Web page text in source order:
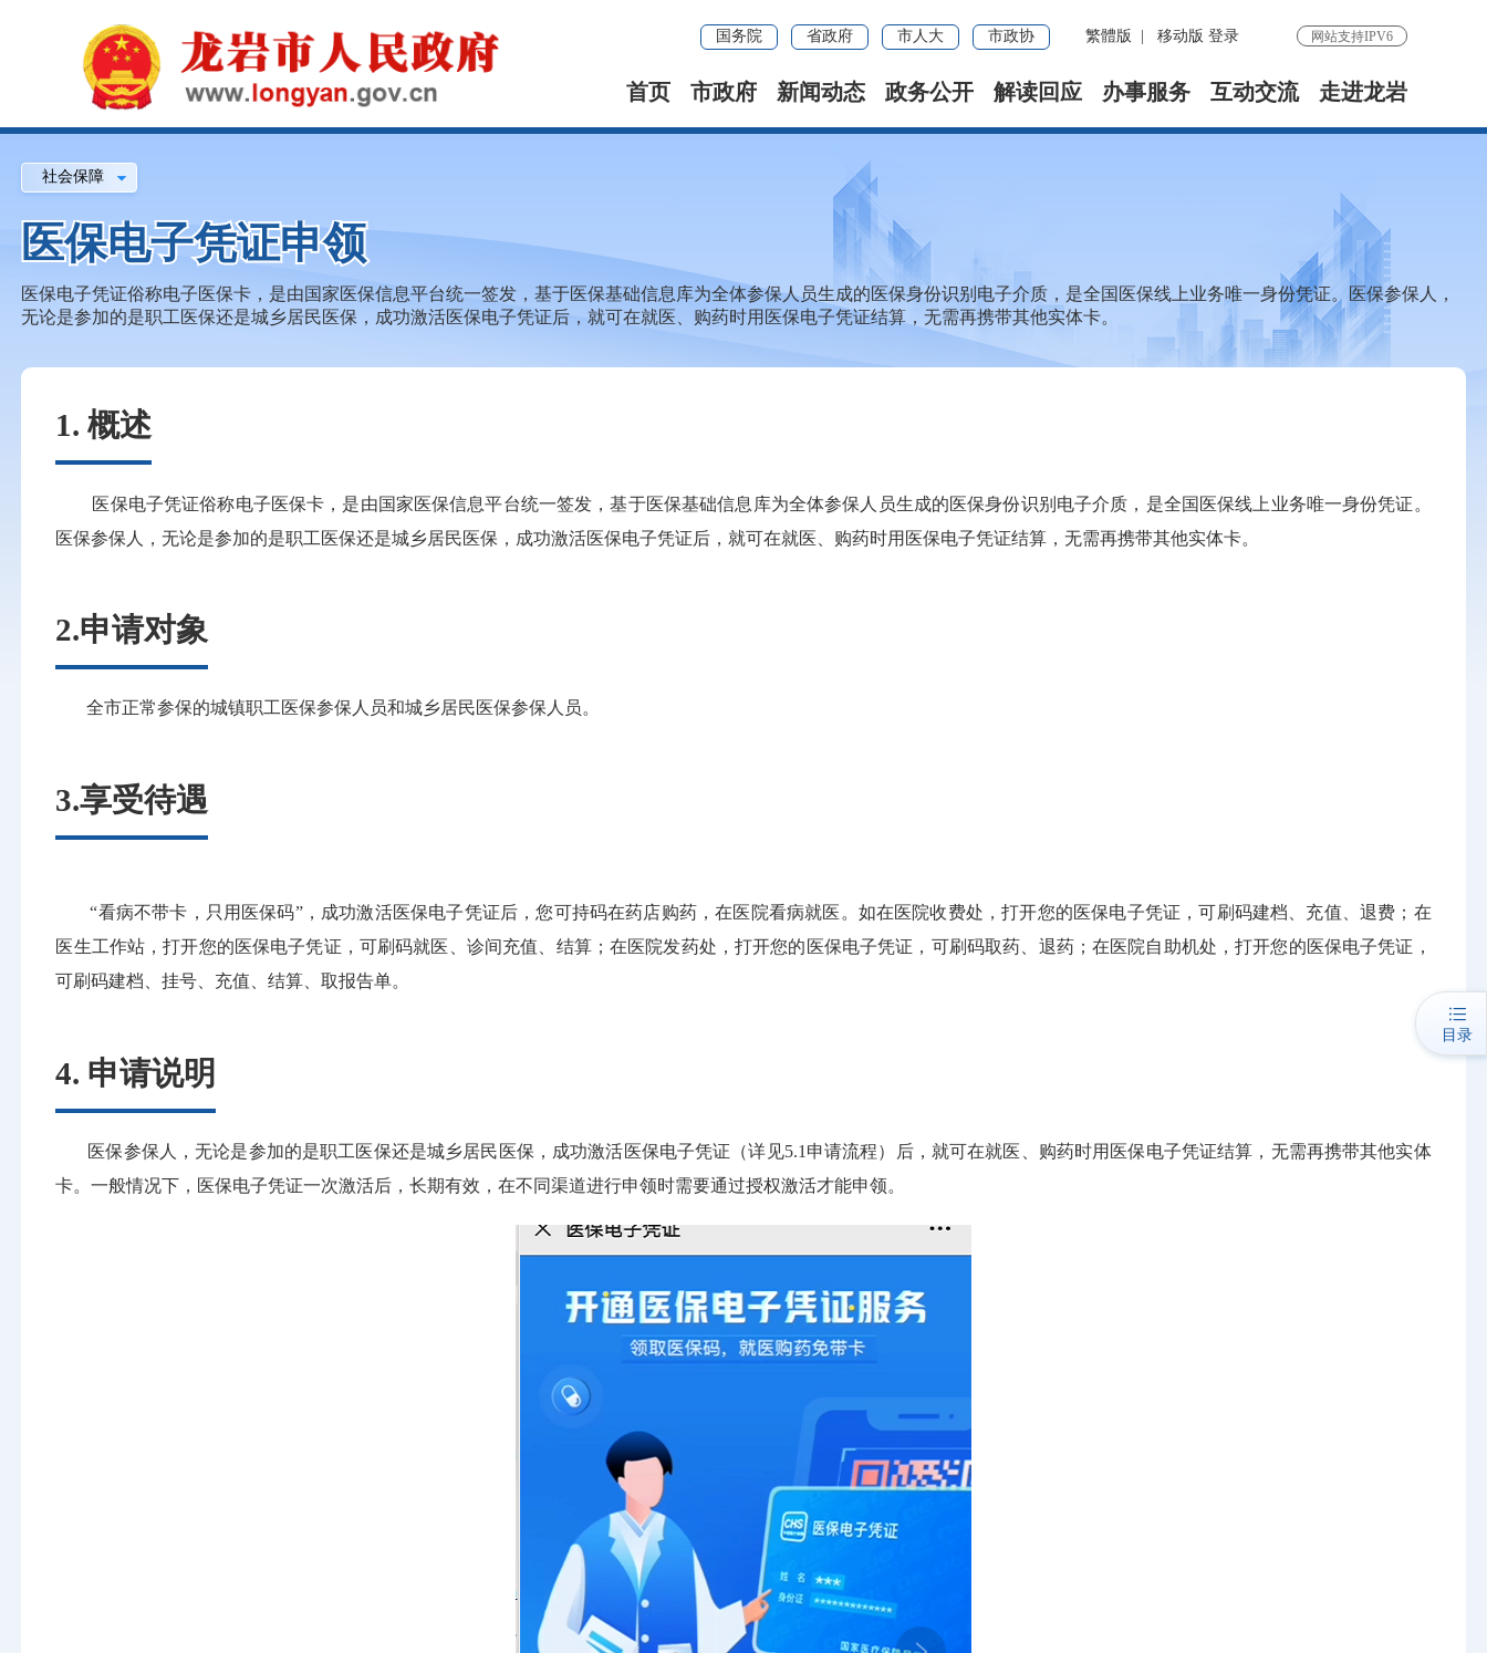
国务院 省政府 市人大 市政协 繁體版 移动版 登录 网站支持IPV6
首页 市政府 新闻动态 政务公开 解读回应 办事服务 互动交流 走进龙岩
社会保障
医保电子凭证申领
医保电子凭证俗称电子医保卡，是由国家医保信息平台统一签发，基于医保基础信息库为全体参保人员生成的医保身份识别电子介质，是全国医保线上业务唯一身份凭证。医保参保人，
无论是参加的是职工医保还是城乡居民医保，成功激活医保电子凭证后，就可在就医、购药时用医保电子凭证结算，无需再携带其他实体卡。
1. 概述
医保电子凭证俗称电子医保卡，是由国家医保信息平台统一签发，基于医保基础信息库为全体参保人员生成的医保身份识别电子介质，是全国医保线上业务唯一身份凭证。
医保参保人，无论是参加的是职工医保还是城乡居民医保，成功激活医保电子凭证后，就可在就医、购药时用医保电子凭证结算，无需再携带其他实体卡。
2.申请对象
全市正常参保的城镇职工医保参保人员和城乡居民医保参保人员。
3.享受待遇
“看病不带卡，只用医保码”，成功激活医保电子凭证后，您可持码在药店购药，在医院看病就医。如在医院收费处，打开您的医保电子凭证，可刷码建档、充值、退费；在
医生工作站，打开您的医保电子凭证，可刷码就医、诊间充值、结算；在医院发药处，打开您的医保电子凭证，可刷码取药、退药；在医院自助机处，打开您的医保电子凭证，
可刷码建档、挂号、充值、结算、取报告单。
4. 申请说明
医保参保人，无论是参加的是职工医保还是城乡居民医保，成功激活医保电子凭证（详见5.1申请流程）后，就可在就医、购药时用医保电子凭证结算，无需再携带其他实体
卡。一般情况下，医保电子凭证一次激活后，长期有效，在不同渠道进行申领时需要通过授权激活才能申领。
目录